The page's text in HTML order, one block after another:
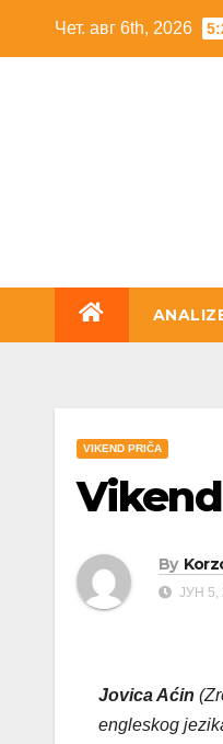
Чет. авг 6th, 2026
VIKEND PRIČA
By
ЈУН 5,
Jovica Aćin
engleskog